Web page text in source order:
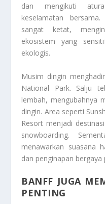
dan mengikuti
keselamatan
sangat ketat,
ekosistem yang
ekologis.
Musim dingin
National Park. Salju
lembah, mengubahnya
dingin. Area seperti
Resort menjadi
snowboarding.
menawarkan suasana
dan penginapan
BANFF JUGA
PENTING